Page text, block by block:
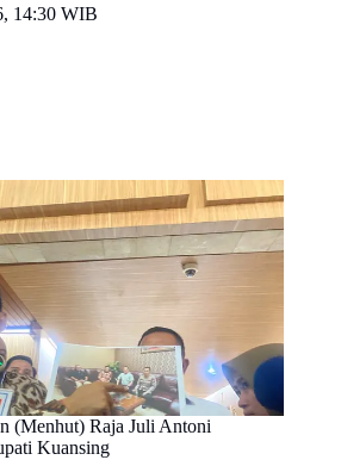
14:30 WIB
(Menhut) Raja Juli Antoni
Kuansing